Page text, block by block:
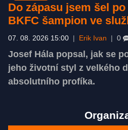
Do zápasu jsem šel
BKFC šampion ve
07. 08. 2026 15:00 Erik Ivan 0
Josef Hála popsal, jak se
jeho životní styl z velkého
absolutního profíka.